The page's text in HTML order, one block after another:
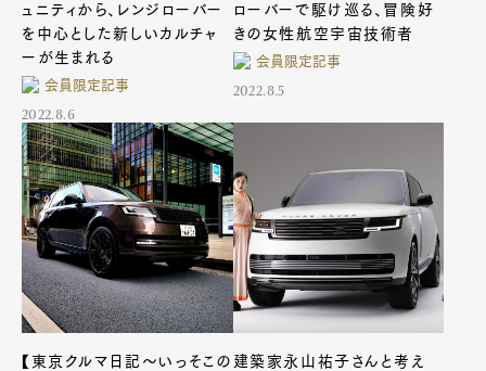
ュニティから、レンジローバー
を中心とした新しいカルチャ
ーが生まれる
会員限定記事
2022.8.6
ローバーで駆け巡る、冒険好
きの女性航空宇宙技術者
会員限定記事
2022.8.5
【東京クルマ日記〜いっそこの 建築家永山祐子さんと考え